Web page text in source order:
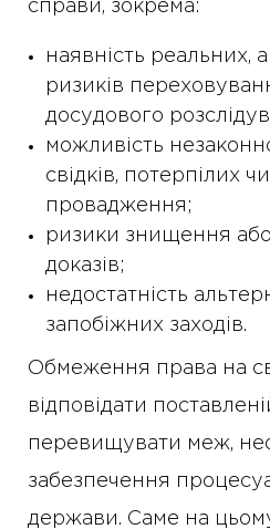
справи, зокрема:
наявність реальних,
ризиків
досудового
можливість
свідків, потерпілих
провадження;
ризики знищення
доказів;
недостатність
запобіжних заходів.
Обмеження права на
відповідати
перевищувати меж,
забезпечення
держави. Саме на